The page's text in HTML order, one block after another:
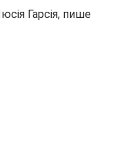
Гарсія, пише